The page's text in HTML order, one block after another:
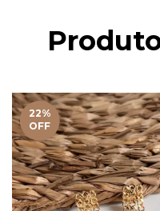
22%
OFF